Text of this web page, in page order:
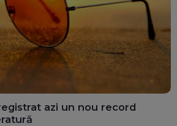
azi un nou record